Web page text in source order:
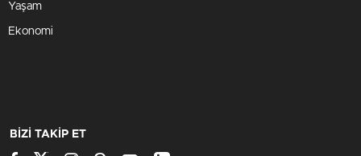
Yaşam
Ekonomi
BİZİ TAKİP ET